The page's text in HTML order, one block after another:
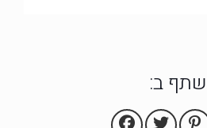
שתף ב: